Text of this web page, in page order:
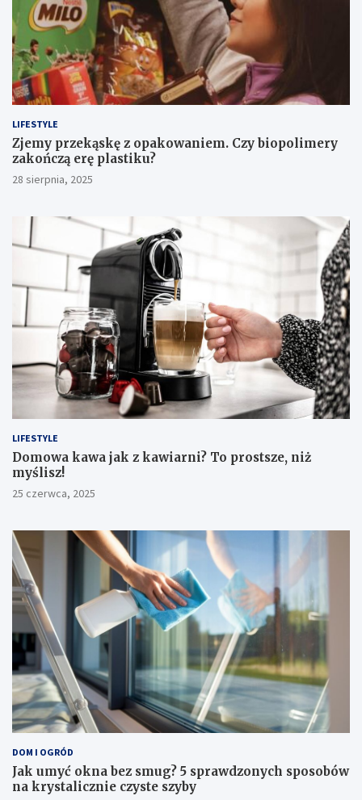
LIFESTYLE
Zjemy przekąskę z opakowaniem. Czy biopolimery
zakończą erę plastiku?
28 sierpnia, 2025
LIFESTYLE
​Domowa kawa jak z kawiarni? To prostsze, niż
myślisz!
25 czerwca, 2025
DOM I OGRÓD
Jak umyć okna bez smug? 5 sprawdzonych sposobów
na krystalicznie czyste szyby